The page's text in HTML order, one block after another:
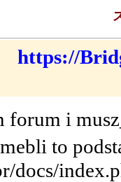
https://
forum i
to
docs/